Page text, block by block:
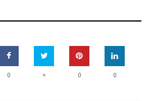
0 + 0 0